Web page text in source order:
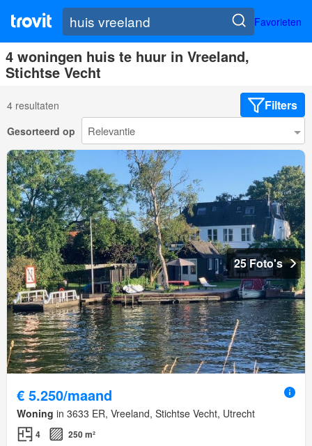
Favorieten
4 woningen huis te huur in Vreeland,
Stichtse Vecht
4 resultaten Filters
Gesorteerd op
25 Foto's
€ 5.250/maand
Woning in 3633 ER, Vreeland, Stichtse Vecht, Utrecht
4
250 m²